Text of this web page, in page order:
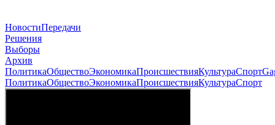
НовостиПередачи
Решения
Выборы
Архив
ПолитикаОбществоЭкономикаПроисшествияКультураСпорт
ПолитикаОбществоЭкономикаПроисшествияКультураСпорт